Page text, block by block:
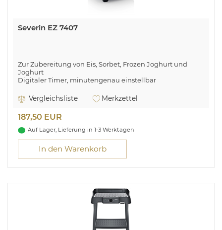
Severin EZ 7407
Zur Zubereitung von Eis, Sorbet, Frozen Joghurt und
Joghurt
Digitaler Timer, minutengenau einstellbar
Deckelöffnung zum Zufügen weiterer Zutaten
Vergleichsliste Merkzettel
187,50 EUR
Auf Lager, Lieferung in 1-3 Werktagen
In den Warenkorb